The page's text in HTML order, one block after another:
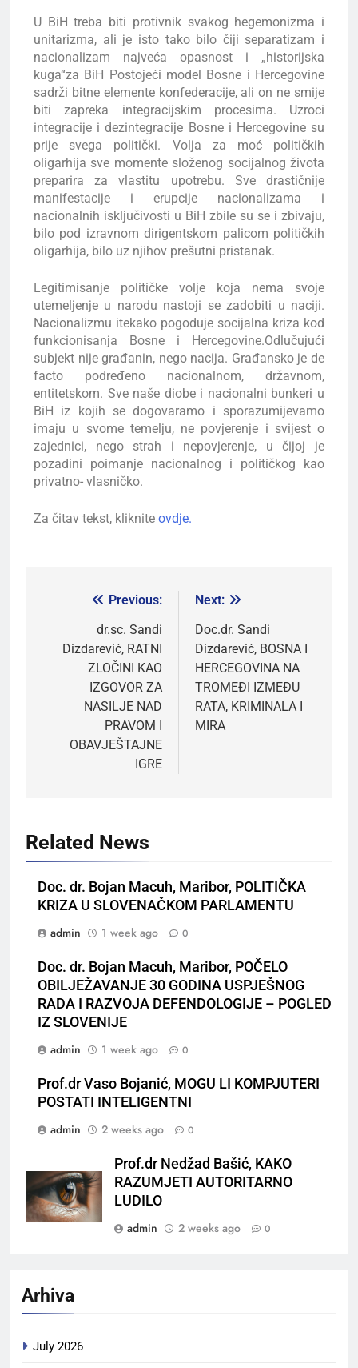
U BiH treba biti protivnik svakog hegemonizma i
unitarizma, ali je isto tako bilo čiji separatizam i
nacionalizam najveća opasnost i „historijska
kuga“za BiH Postojeći model Bosne i Hercegovine
sadrži bitne elemente konfederacije, ali on ne smije
biti zapreka integracijskim procesima. Uzroci
integracije i dezintegracije Bosne i Hercegovine su
prije svega politički. Volja za moć političkih
oligarhija sve momente složenog socijalnog života
preparira za vlastitu upotrebu. Sve drastičnije
manifestacije i erupcije nacionalizama i
nacionalnih isključivosti u BiH zbile su se i zbivaju,
bilo pod izravnom dirigentskom palicom političkih
oligarhija, bilo uz njihov prešutni pristanak.
Legitimisanje političke volje koja nema svoje
utemeljenje u narodu nastoji se zadobiti u naciji.
Nacionalizmu itekako pogoduje socijalna kriza kod
funkcionisanja Bosne i Hercegovine.Odlučujući
subjekt nije građanin, nego nacija. Građansko je de
facto podređeno nacionalnom, državnom,
entitetskom. Sve naše diobe i nacionalni bunkeri u
BiH iz kojih se dogovaramo i sporazumijevamo
imaju u svome temelju, ne povjerenje i svijest o
zajednici, nego strah i nepovjerenje, u čijoj je
pozadini poimanje nacionalnog i političkog kao
privatno- vlasničko.
Za čitav tekst, kliknite ovdje.
Previous:
dr.sc. Sandi
Dizdarević, RATNI
ZLOČINI KAO
IZGOVOR ZA
NASILJE NAD
PRAVOM I
OBAVJEŠTAJNE
IGRE
Next:
Doc.dr. Sandi
Dizdarević, BOSNA I
HERCEGOVINA NA
TROMEĐI IZMEĐU
RATA, KRIMINALA I
MIRA
Related News
Doc. dr. Bojan Macuh, Maribor, POLITIČKA
KRIZA U SLOVENAČKOM PARLAMENTU
admin
1 week ago 0
Doc. dr. Bojan Macuh, Maribor, POČELO
OBILJEŽAVANJE 30 GODINA USPJEŠNOG
RADA I RAZVOJA DEFENDOLOGIJE – POGLED
IZ SLOVENIJE
admin
1 week ago 0
Prof.dr Vaso Bojanić, MOGU LI KOMPJUTERI
POSTATI INTELIGENTNI
admin
2 weeks ago 0
Prof.dr Nedžad Bašić, KAKO
RAZUMJETI AUTORITARNO
LUDILO
admin
2 weeks ago 0
Arhiva
July 2026